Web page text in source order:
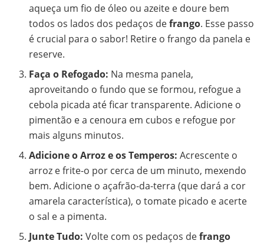
aqueça um fio de óleo ou azeite e doure bem
todos os lados dos pedaços defrango. Esse passo
é crucial para o sabor! Retire o frango da panela e
reserve.
Faça o Refogado: Na mesma panela,
aproveitando o fundo que se formou, refogue a
cebola picada até ficar transparente. Adicione o
pimentão e a cenoura em cubos e refogue por
mais alguns minutos.
Adicione o Arroz e os Temperos: Acrescente o
arroz e frite-o por cerca de um minuto, mexendo
bem. Adicione o açafrão-da-terra (que dará a cor
amarela característica), o tomate picado e acerte
o sal e a pimenta.
Junte Tudo: Volte com os pedaços defrango